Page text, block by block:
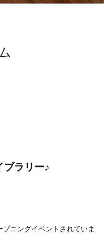
ブラリー♪
ニングイベントされていま